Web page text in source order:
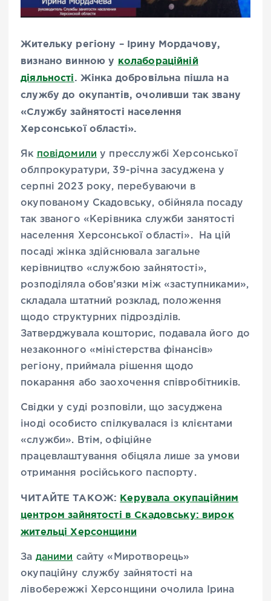
Жительку регіону – Ірину Мордачову,
визнано винною у колабораційній
діяльності. Жінка добровільна пішла на
службу до окупантів, очоливши так звану
«Службу зайнятості населення
Херсонської області».
Як повідомили у пресслужбі Херсонської
облпрокуратури, 39-річна засуджена у
серпні 2023 року, перебуваючи в
окупованому Скадовську, обійняла посаду
так званого «Керівника служби занятості
населення Херсонської області». На цій
посаді жінка здійснювала загальне
керівництво «службою зайнятості»,
розподіляла обов’язки між «заступниками»,
складала штатний розклад, положення
щодо структурних підрозділів.
Затверджувала кошторис, подавала його до
незаконного «міністерства фінансів»
регіону, приймала рішення щодо
покарання або заохочення співробітників.
Свідки у суді розповіли, що засуджена
іноді особисто спілкувалася із клієнтами
«служби». Втім, офіційне
працевлаштування обіцяла лише за умови
отримання російського паспорту.
ЧИТАЙТЕ ТАКОЖ: Керувала окупаційним
центром зайнятості в Скадовську: вирок
жительці Херсонщини
За даними сайту «Миротворець»
окупаційну службу зайнятості на
лівобережжі Херсонщини очолила Ірина